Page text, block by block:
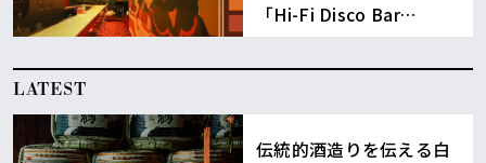
「Hi-Fi Disco Bar
Chaos」渋谷
LATEST
伝統的酒造りを伝える白